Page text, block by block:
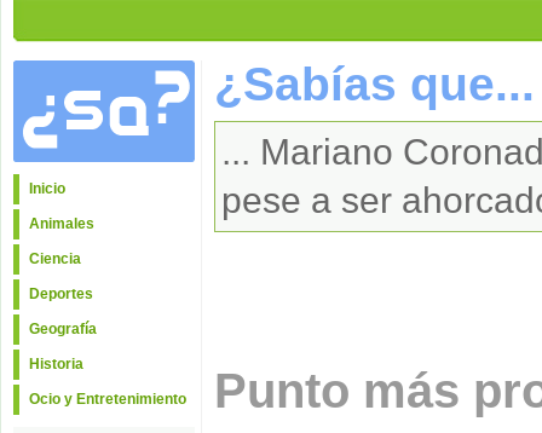
Inicio
Animales
Ciencia
Deportes
Geografía
Historia
Ocio y Entretenimiento
¿Sabías que...
... Mariano
pese a ser
Punto más